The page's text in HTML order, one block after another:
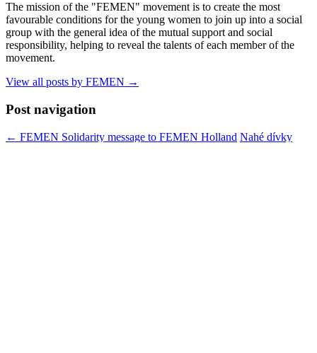
The mission of the "FEMEN" movement is to create the most
favourable conditions for the young women to join up into a social
group with the general idea of the mutual support and social
responsibility, helping to reveal the talents of each member of the
movement.
View all posts by FEMEN →
Post navigation
← FEMEN Solidarity message to FEMEN Holland Nahé dívky